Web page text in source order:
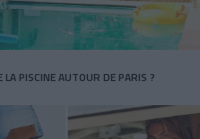
PISCINE AUTOUR DE PARIS ?